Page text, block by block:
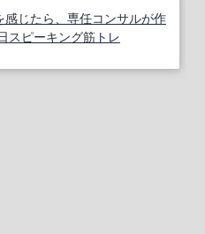
じたら、専任コンサルが作
スピーキング筋トレ